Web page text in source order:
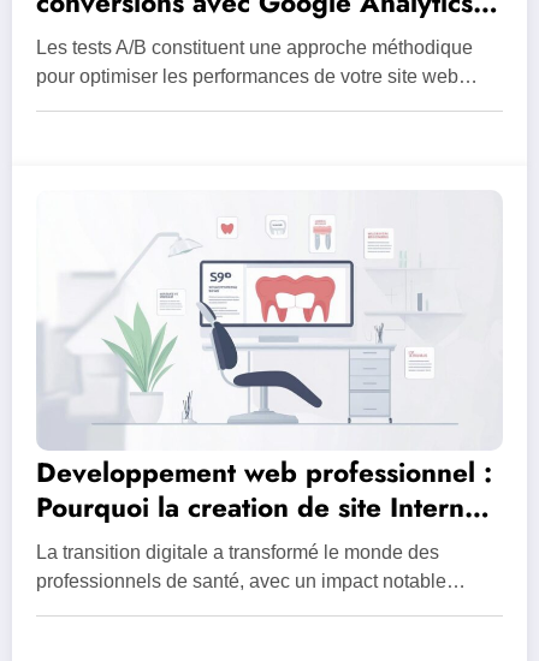
le guide ultime pour les entreprises
en ligne
Les tests A/B constituent une approche méthodique
pour optimiser les performances de votre site web…
Developpement web professionnel :
Pourquoi la creation de site Internet
pour clinique dentaire a 35€/mois
seduit les praticiens
La transition digitale a transformé le monde des
professionnels de santé, avec un impact notable…